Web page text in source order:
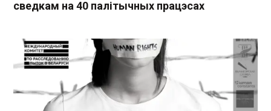
сведкам на 40 палітычных працэсах